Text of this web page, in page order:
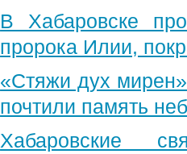
В Хабаровске
пророка Илии,
«Стяжи дух
почтили память
Хабаровские